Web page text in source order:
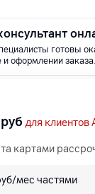
готовы
и оформлении заказа.
руб для клиентов
картами
мес частями